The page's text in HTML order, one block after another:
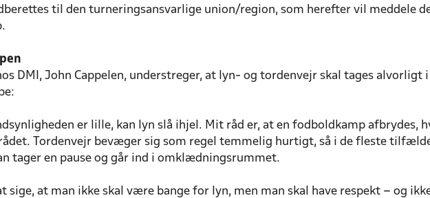
til den turneringsansvarlige union/region, som herefter vil meddele
DMI, John Cappelen, understreger, at lyn- og tordenvejr skal tages alvorligt
er lille, kan lyn slå ihjel. Mit råd er, at en fodboldkamp afbrydes,
Tordenvejr bevæger sig som regel temmelig hurtigt, så i de fleste
tager en pause og går ind i omklædningsrummet.
sige, at man ikke skal være bange for lyn, men man skal have respekt – og